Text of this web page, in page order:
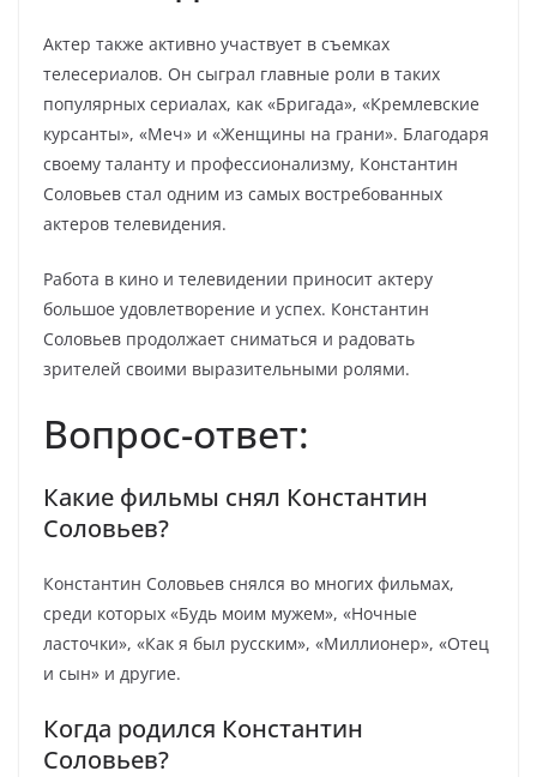
Актер также активно участвует в съемках
телесериалов. Он сыграл главные роли в таких
популярных сериалах, как «Бригада», «Кремлевские
курсанты», «Меч» и «Женщины на грани». Благодаря
своему таланту и профессионализму, Константин
Соловьев стал одним из самых востребованных
актеров телевидения.
Работа в кино и телевидении приносит актеру
большое удовлетворение и успех. Константин
Соловьев продолжает сниматься и радовать
зрителей своими выразительными ролями.
Вопрос-ответ:
Какие фильмы снял Константин
Соловьев?
Константин Соловьев снялся во многих фильмах,
среди которых «Будь моим мужем», «Ночные
ласточки», «Как я был русским», «Миллионер», «Отец
и сын» и другие.
Когда родился Константин
Соловьев?